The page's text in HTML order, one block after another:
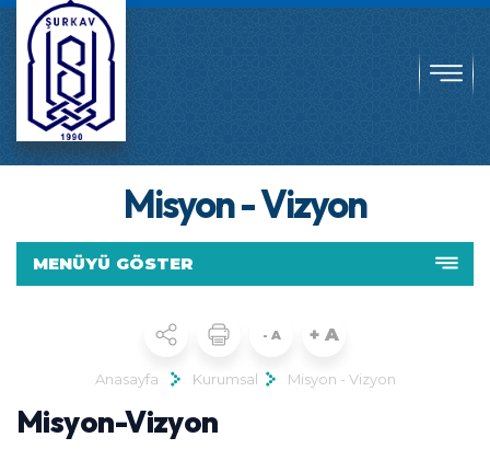
Misyon - Vizyon
MENÜYÜ GÖSTER
- A + A
Anasayfa Kurumsal Misyon - Vizyon
Misyon-Vizyon